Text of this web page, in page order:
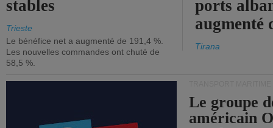
stables
Trieste
Le bénéfice net a augmenté de 191,4 %.
Les nouvelles commandes ont chuté de
58,5 %.
ports
augmenté
Tirana
Le groupe
américain